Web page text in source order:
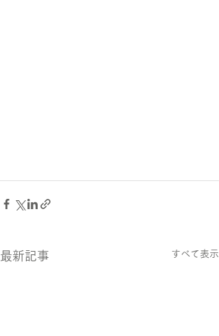
最新記事 すべて表示